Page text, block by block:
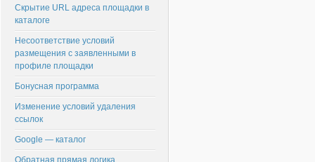
Скрытие URL адреса площадки в
каталоге
Несоответствие условий
размещения с заявленными в
профиле площадки
Бонусная программа
Изменение условий удаления
ссылок
Google — каталог
Обратная прямая логика